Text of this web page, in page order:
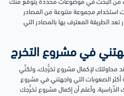
من البحث في موضوعات محددة يُتوقع منك
استخدام مجموعة متنوعة من المصادر
تعد الطريقة المعترف بها بالمصادر التي
في مشروع التخرج
محاولتك لإكمال مشروع تخرُّجك، ولكنِّي
أكثر الصعوبات التي واجهتني في مشروع
الدِّراسية. وأعلم أن إكمال مشروع تخرُّجك